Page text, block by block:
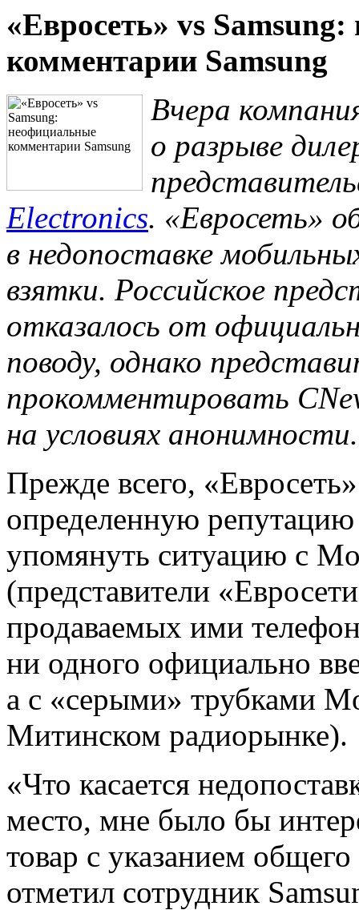
«Евросеть» vs
комментарии Samsung
Вчера
о разрыве
Electronics. «Евросеть»
в недопоставке
взятки. Российское
отказалось от
поводу, однако
прокомментировать
на условиях анонимности.
Прежде всего,
определенную
упомянуть ситуацию с
(представители
продаваемых ими
ни одного официально
а с «серыми» трубками
Митинском радиорынке).
«Что касается
место, мне было бы
товар с указанием
отметил сотрудник